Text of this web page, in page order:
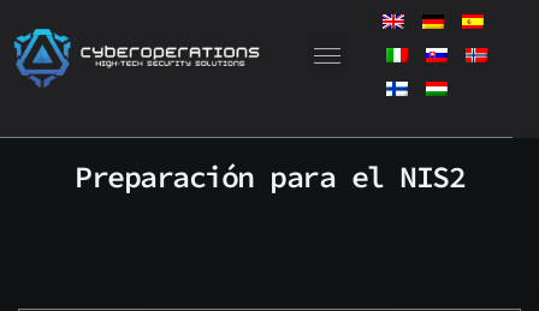
contenido
Preparación para el NIS2